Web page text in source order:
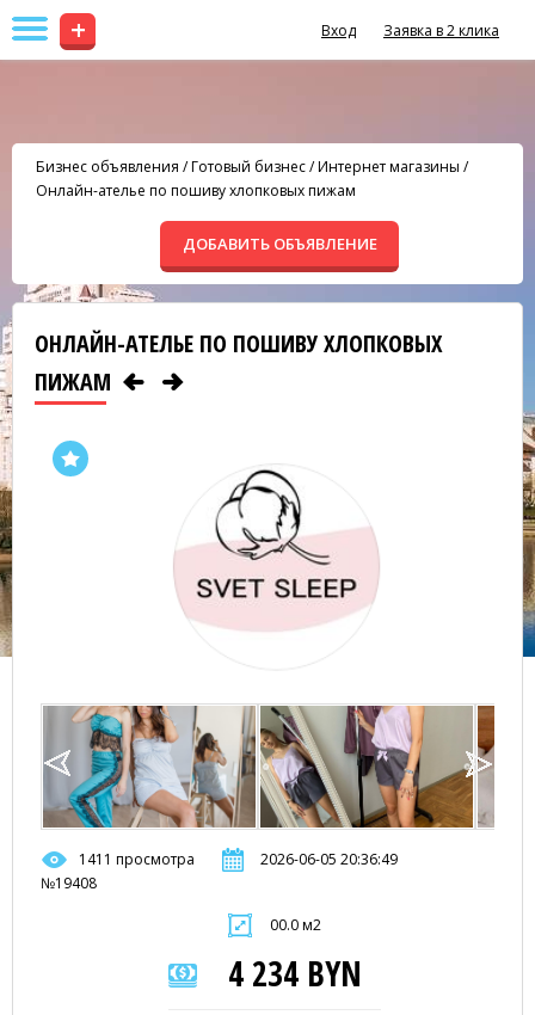
+ Вход Заявка в 2 клика
Бизнес объявления /Готовый бизнес/Интернет магазины /
Онлайн-ателье по пошиву хлопковых пижам
ДОБАВИТЬ ОБЪЯВЛЕНИЕ
ОНЛАЙН-АТЕЛЬЕ ПО ПОШИВУ ХЛОПКОВЫХ
ПИЖАМ
1411 просмотра
2026-06-05 20:36:49
№19408
00.0 м2
4 234 BYN